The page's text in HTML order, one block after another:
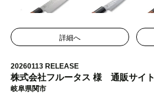
詳細へ
20260113 RELEASE
株式会社フルータス 様 通販サイト
岐阜県関市